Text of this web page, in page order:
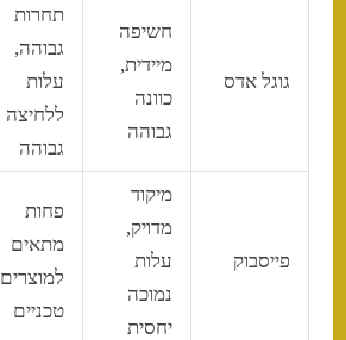
גוגל אדס
חשיפה
מיידית,
כוונה
גבוהה
תחרות
גבוהה,
עלות
ללחיצה
גבוהה
פייסבוק
מיקוד
מדויק,
עלות
נמוכה
יחסית
פחות
מתאים
למוצרים
טכניים